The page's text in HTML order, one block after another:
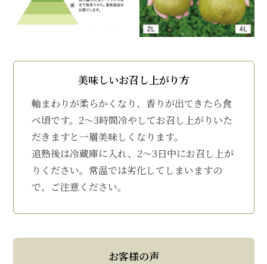
美味しいお召し上がり方
軸まわりが柔らかくなり、香りが出てきたら食
べ頃です。2～3時間冷やしてお召し上がりいた
だきますと一層美味しくなります。
追熟後は冷蔵庫に入れ、2～3日中にお召し上が
りください。常温では劣化してしまいますの
で、ご注意ください。
お客様の声